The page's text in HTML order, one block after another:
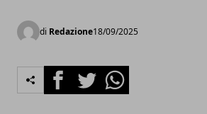
di Redazione18/09/2025
FacebookTwitterWhatsapp